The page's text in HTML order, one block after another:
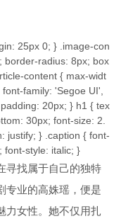
25px 0; } .image-con
border-radius: 8px; box
content { max-widt
family: 'Segoe UI',
20px; } h1 { tex
30px; font-size: 2.
justify; } .caption { font-
font-style: italic; }
寻找属于自己的独特
专业的高姝瑶，便是
力女性。她不仅用扎